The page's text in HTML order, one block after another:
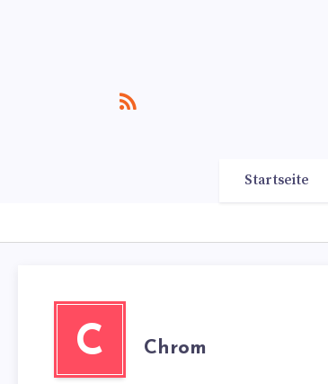
Startseite
C Chrom